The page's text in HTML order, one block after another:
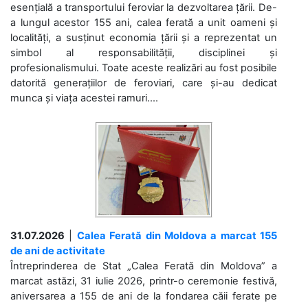
esențială a transportului feroviar la dezvoltarea țării. De-
a lungul acestor 155 ani, calea ferată a unit oameni și
localități, a susținut economia țării și a reprezentat un
simbol al responsabilității, disciplinei și
profesionalismului. Toate aceste realizări au fost posibile
datorită generațiilor de feroviari, care și-au dedicat
munca și viața acestei ramuri....
31.07.2026
Calea Ferată din Moldova a marcat 155
de ani de activitate
Întreprinderea de Stat „Calea Ferată din Moldova” a
marcat astăzi, 31 iulie 2026, printr-o ceremonie festivă,
aniversarea a 155 de ani de la fondarea căii ferate pe